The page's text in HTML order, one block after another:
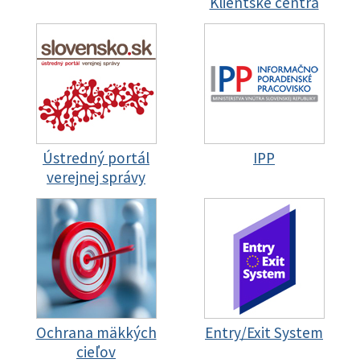
Ústredný portál
verejnej správy
IPP
Ochrana mäkkých
cieľov
Entry/Exit System